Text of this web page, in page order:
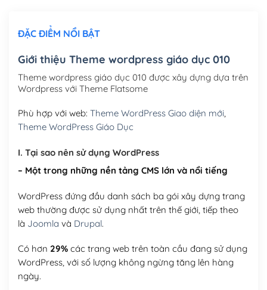
Mua thêm Host + Tên miền
Tên miền quốc tế .com .net .org (1 năm)
Tên miền Việt Nam .vn (1 năm)(+550,000₫)
Hosting 3GB SSD (1 năm)
Hosting 5GB SSD (1 năm)
Hosting 8GB SSD (1 năm) (+950,000₫)
ĐẶC ĐIỂM NỔI BẬT
Giới thiệu Theme wordpress giáo dục 010
Theme wordpress giáo dục 010 được xây dựng dựa trên
Wordpress với Theme Flatsome
Phù hợp với web: Theme WordPress Giao diện mới,
Theme WordPress Giáo Dục
I. Tại sao nên sử dụng WordPress
– Một trong những nền tảng CMS lớn và nổi tiếng
WordPress đứng đầu danh sách ba gói xây dựng trang
web thường được sử dụng nhất trên thế giới, tiếp theo
là Joomla và Drupal.
Có hơn 29%các trang web trên toàn cầu đang sử dụng
WordPress, với số lượng không ngừng tăng lên hàng
ngày.